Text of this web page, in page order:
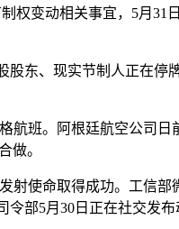
权变动相关事宜，5月31
东、现实节制人正在停
班。阿根廷航空公司日
做。
射使命取得成功。工信部
部5月30日正在社交发布